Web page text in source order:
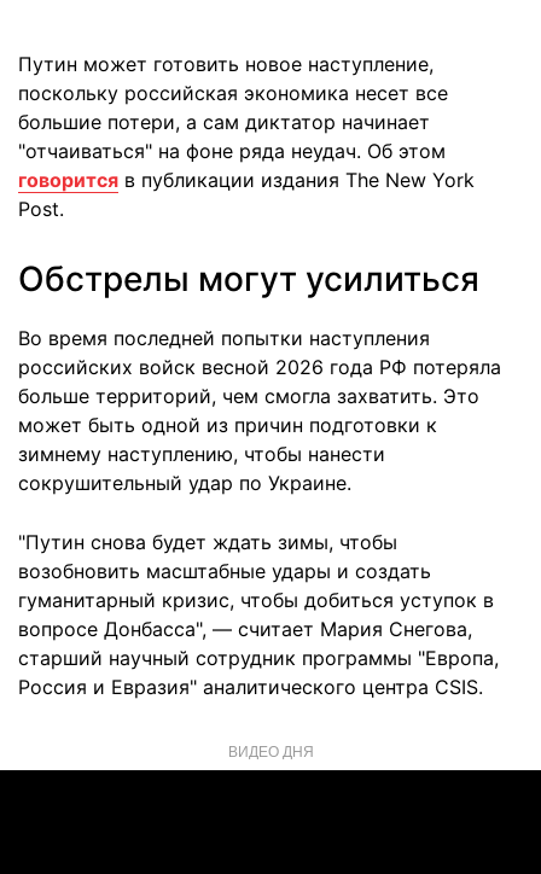
Путин может готовить новое наступление,
поскольку российская экономика несет все
большие потери, а сам диктатор начинает
"отчаиваться" на фоне ряда неудач. Об этом
говорится в публикации издания The New York
Post.
Обстрелы могут усилиться
Во время последней попытки наступления
российских войск весной 2026 года РФ потеряла
больше территорий, чем смогла захватить. Это
может быть одной из причин подготовки к
зимнему наступлению, чтобы нанести
сокрушительный удар по Украине.
"Путин снова будет ждать зимы, чтобы
возобновить масштабные удары и создать
гуманитарный кризис, чтобы добиться уступок в
вопросе Донбасса", — считает Мария Снегова,
старший научный сотрудник программы "Европа,
Россия и Евразия" аналитического центра CSIS.
ВИДЕО ДНЯ